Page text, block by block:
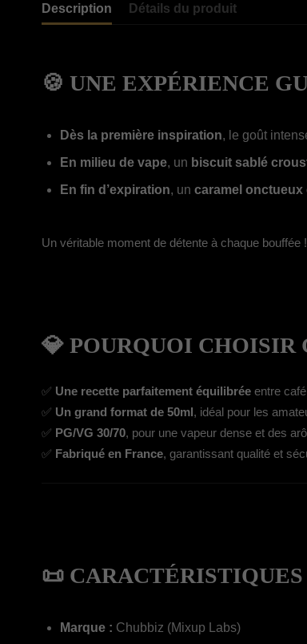
Description Détails du produit
🍪 UNE EXPÉRIENCE
Dès la première inspiration, le goût
En milieu de vape, un biscuit sablé
En fin d’expiration, uncaramel onctueux
Un véritable moment de détente à chaque bouffée !
💎 POURQUOI CHOISIR
✅ Une recette parfaitement équilibrée entre
✅ Un grand format de 50ml, idéal pour les
✅ PG/VG 30/70, pour une vapeur dense et des
✅ Fabriqué en France, garantissant qualité et
📜
Marque : Chubbiz (Mixup Labs)